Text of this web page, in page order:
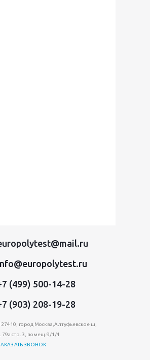
(499) 500-14-28
(903) 208-19-28
город Москва,Алтуфьевское ш,
79а стр. 3, помещ. 9/1/4
ЗВОНОК